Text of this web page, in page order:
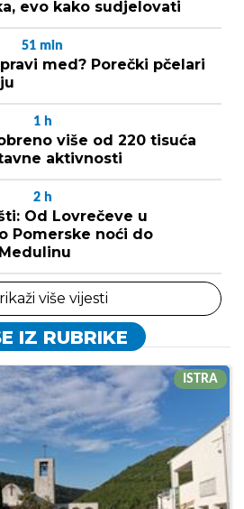
evo kako sudjelovati
51 min
med? Porečki pčelari
1 h
više od 220 tisuća
aktivnosti
2 h
Od Lovrečeve u
Pomerske noći do
više vijesti
IZ RUBRIKE
ISTRA